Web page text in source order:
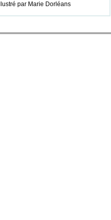
Illustré par Marie Dorléans